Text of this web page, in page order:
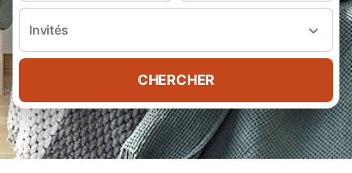
Invités
CHERCHER